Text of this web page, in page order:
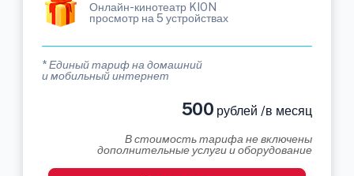
Онлайн-кинотеатр KION
просмотр на 5 устройствах
* Единый тариф на домашний
и мобильный интернет
500 рублей /в месяц
В стоимость тарифа не включены
дополнительные услуги и оборудование